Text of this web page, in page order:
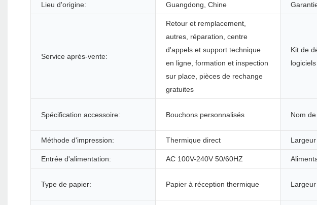
Lieu d'origine: Guangdong, Chine
Service après-vente:
Retour et remplacement,
autres, réparation, centre
d'appels et support technique
en ligne, formation et inspection
sur place, pièces de rechange
gratuites
Kit de
Spécification accessoire: Bouchons personnalisés Nom
Méthode d'impression: Thermique direct
Entrée d'alimentation: AC 100V-240V 50/60HZ
Type de papier: Papier à réception thermique